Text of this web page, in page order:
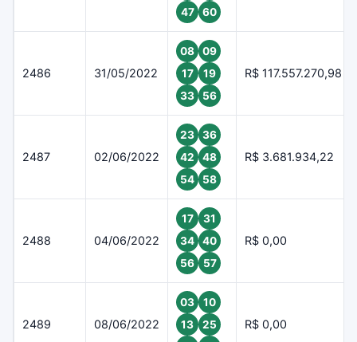
47
60
2486 31/05/2022
08
09
17
19
33
56
R$ 117.557.270,98
2487 02/06/2022
23
36
42
48
54
58
R$ 3.681.934,22
2488 04/06/2022
17
31
34
40
56
57
R$ 0,00
2489 08/06/2022
03
10
13
25
R$ 0,00